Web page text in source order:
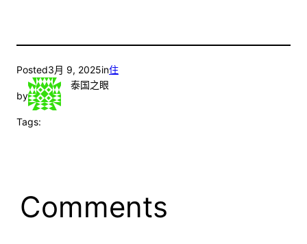
Posted3月 9, 2025in住
by
泰国之眼
Tags:
Comments